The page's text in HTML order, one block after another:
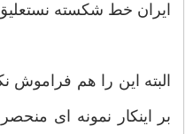
ایران خط شکسته نستعلیق
البته این را هم
بر اینکار نمونه ای